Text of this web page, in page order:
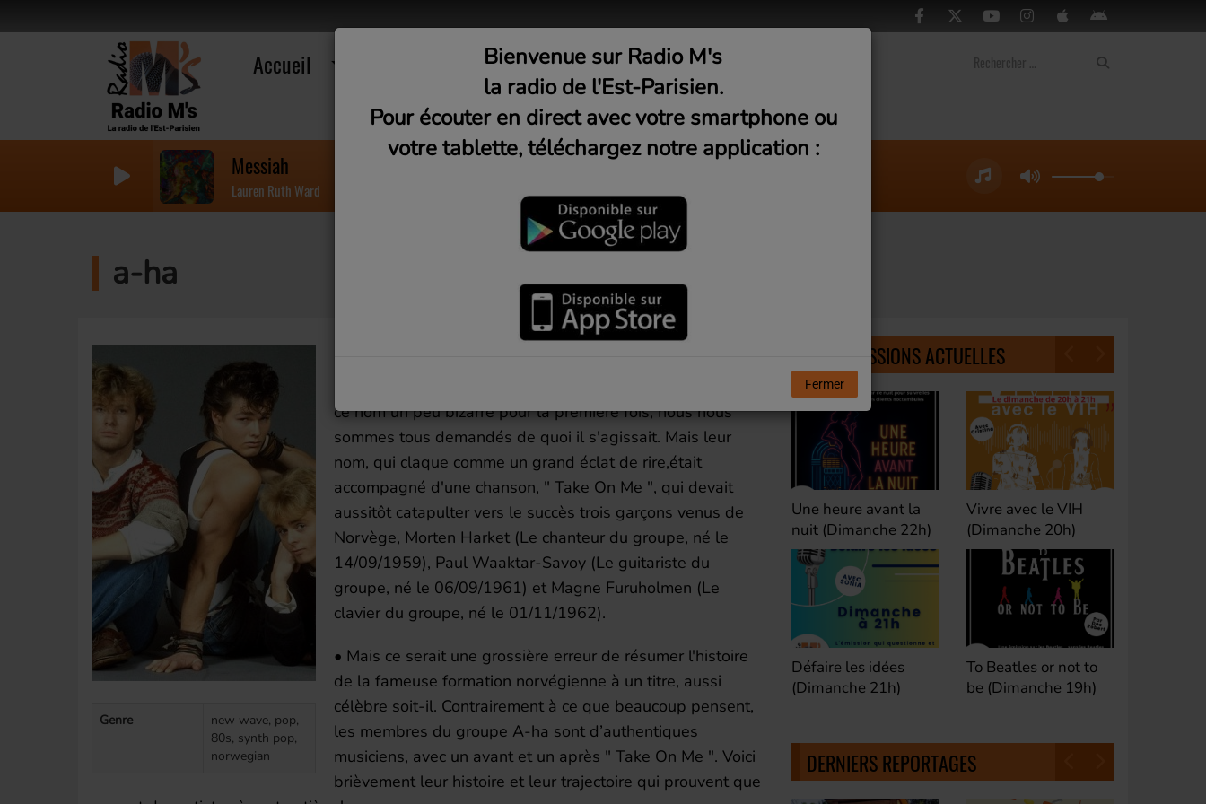
Accueil Musique Médias
Messiah
Lauren Ruth Ward
a-ha
Genre
new wave, pop,
80s, synth pop,
norwegian
ce nom un peu bizarre pour la première fois, nous nous
sommes tous demandés de quoi il s'agissait. Mais leur
nom, qui claque comme un grand éclat de rire,était
accompagné d'une chanson, " Take On Me ", qui devait
aussitôt catapulter vers le succès trois garçons venus de
Norvège, Morten Harket (Le chanteur du groupe, né le
14/09/1959), Paul Waaktar-Savoy (Le guitariste du
groupe, né le 06/09/1961) et Magne Furuholmen (Le
clavier du groupe, né le 01/11/1962).
• Mais ce serait une grossière erreur de résumer l'histoire
de la fameuse formation norvégienne à un titre, aussi
célèbre soit-il. Contrairement à ce que beaucoup pensent,
les membres du groupe A-ha sont d’authentiques
musiciens, avec un avant et un après " Take On Me ". Voici
brièvement leur histoire et leur trajectoire qui prouvent que
NOS ÉMISSIONS ACTUELLES
Une heure avant la
nuit (Dimanche 22h)
Défaire les idées
(Dimanche 21h)
Vivre avec le VIH
(Dimanche 20h)
To Beatles or not to
be (Dimanche 19h)
Club M's le Mix by
David (Lundi, jeudi et
samedi 23h)
Fan de Funk (Samedi
21h)
DERNIERS REPORTAGES
Bienvenue sur Radio M's
la radio de l'Est-Parisien.
Pour écouter en direct avec votre smartphone ou
votre tablette, téléchargez notre application :
Fermer